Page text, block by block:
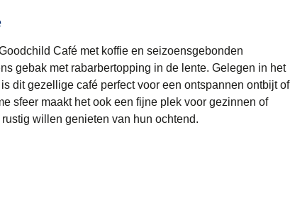
Café met koffie en seizoensgebonden
gebak met rabarbertopping in de lente. Gelegen in het
dit gezellige café perfect voor een ontspannen ontbijt of
sfeer maakt het ook een fijne plek voor gezinnen of
willen genieten van hun ochtend.